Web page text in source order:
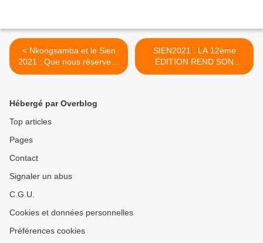
< Nkongsamba et le Sien
2021 : Que nous réserve la
cérémonie de clôture de cet
SIEN2021 : LA 12ème
ÉDITION REND SON
TABLIER >
Hébergé par Overblog
Top articles
Pages
Contact
Signaler un abus
C.G.U.
Cookies et données personnelles
Préférences cookies